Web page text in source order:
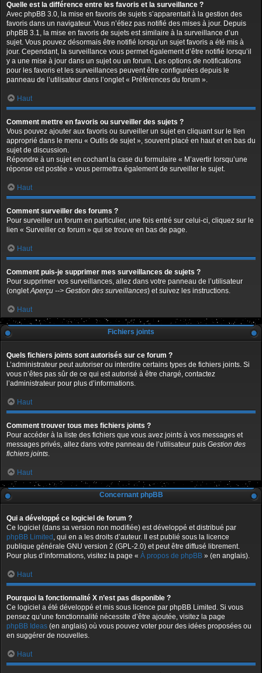
Quelle est la différence entre les favoris et la surveillance ?
Avec phpBB 3.0, la mise en favoris de sujets s’apparentait à la gestion des
favoris dans un navigateur. Vous n’étiez pas notifié des mises à jour. Depuis
phpBB 3.1, la mise en favoris de sujets est similaire à la surveillance d’un
sujet. Vous pouvez désormais être notifié lorsqu’un sujet favoris a été mis à
jour. Cependant, la surveillance vous permet également d’être notifié lorsqu’il
y a une mise à jour dans un sujet ou un forum. Les options de notifications
pour les favoris et les surveillances peuvent être configurées depuis le
panneau de l’utilisateur dans l’onglet « Préférences du forum ».
Haut
Comment mettre en favoris ou surveiller des sujets ?
Vous pouvez ajouter aux favoris ou surveiller un sujet en cliquant sur le lien
approprié dans le menu « Outils de sujet », souvent placé en haut et en bas du
sujet de discussion.
Répondre à un sujet en cochant la case du formulaire « M’avertir lorsqu’une
réponse est postée » vous permettra également de surveiller le sujet.
Haut
Comment surveiller des forums ?
Pour surveiller un forum en particulier, une fois entré sur celui-ci, cliquez sur le
lien « Surveiller ce forum » qui se trouve en bas de page.
Haut
Comment puis-je supprimer mes surveillances de sujets ?
Pour supprimer vos surveillances, allez dans votre panneau de l’utilisateur
(ongletAperçu --> Gestion des surveillances) et suivez les instructions.
Haut
Fichiers joints
Quels fichiers joints sont autorisés sur ce forum ?
L’administrateur peut autoriser ou interdire certains types de fichiers joints. Si
vous n’êtes pas sûr de ce qui est autorisé à être chargé, contactez
l’administrateur pour plus d’informations.
Haut
Comment trouver tous mes fichiers joints ?
Pour accéder à la liste des fichiers que vous avez joints à vos messages et
messages privés, allez dans votre panneau de l’utilisateur puis Gestion des
fichiers joints.
Haut
Concernant phpBB
Qui a développé ce logiciel de forum ?
Ce logiciel (dans sa version non modifiée) est développé et distribué par
phpBB Limited , qui en a les droits d’auteur. Il est publié sous la licence
publique générale GNU version 2 (GPL-2.0) et peut être diffusé librement.
Pour plus d’informations, visitez la page « À propos de phpBB » (en anglais).
Haut
Pourquoi la fonctionnalité X n’est pas disponible ?
Ce logiciel a été développé et mis sous licence par phpBB Limited. Si vous
pensez qu’une fonctionnalité nécessite d’être ajoutée, visitez la page
phpBB Ideas (en anglais) où vous pouvez voter pour des idées proposées ou
en suggérer de nouvelles.
Haut